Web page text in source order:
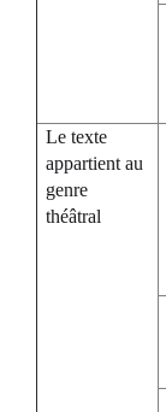
Le texte
appartient au
genre
théâtral